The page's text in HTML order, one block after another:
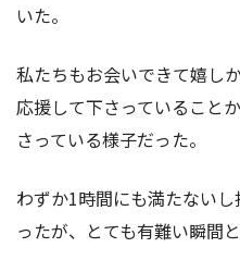
いた。
私たちもお会いできて嬉し
応援して下さっていること
さっている様子だった。
わずか1時間にも満たない
ったが、とても有難い瞬間